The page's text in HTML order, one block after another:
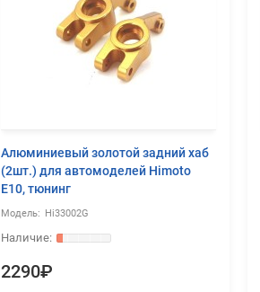
Алюминиевый золотой задний хаб
(2шт.) для автомоделей Himoto
E10, тюнинг
Hi33002G
2290₽